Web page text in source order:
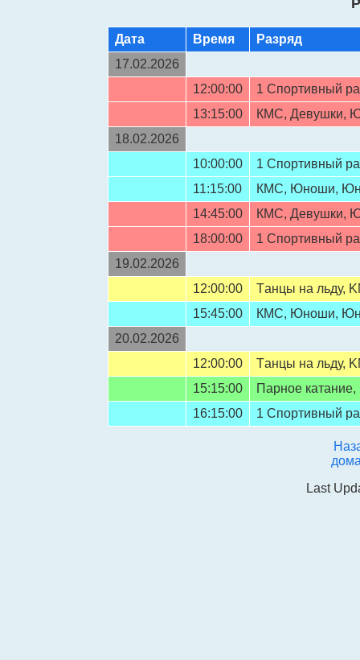
Дата Время
Разряд
17.02.2026
12:00:00
1 Спортивный
13:15:00
КМC, Девушки,
18.02.2026
10:00:00
1 Спортивный
11:15:00
КMС, Юнoши,
14:45:00
КМC, Девушки,
18:00:00
1 Спортивный
19.02.2026
12:00:00
Tанцы на льду,
15:45:00
КMС, Юнoши,
20.02.2026
12:00:00
Tанцы на льду,
15:15:00
Пaрное
16:15:00
1 Спортивный
Last